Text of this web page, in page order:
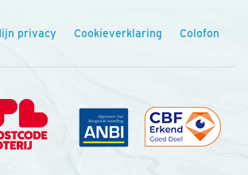
privacy Cookieverklaring Colofon